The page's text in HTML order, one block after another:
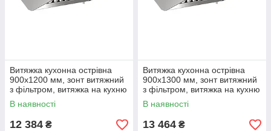
Витяжка кухонна острівна
900х1200 мм, зонт витяжний
з фільтром, витяжка на кухню
з жирозбирачем, витяжна
вентиляція на кухню
В наявності
12 384 ₴
Витяжка кухонна острівна
900х1300 мм, зонт витяжний
з фільтром, витяжка на кухню
з жирозбирачем, витяжна
вентиляція на кухню
В наявності
13 464 ₴